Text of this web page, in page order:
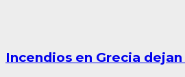
Incendios en Grecia